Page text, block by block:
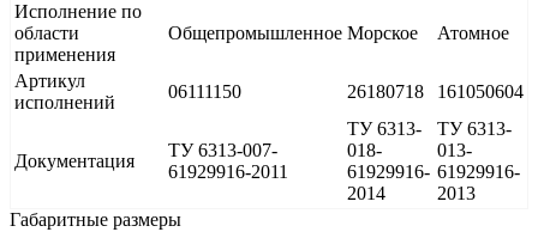
Исполнение по
области
применения
Общепромышленное Морское Атомное
Артикул
исполнений
06111150 26180718 161050604
Документация
ТУ 6313-007-
61929916-2011
ТУ 6313-
018-
61929916-
2014
ТУ 6313-
013-
61929916-
2013
Габаритные размеры